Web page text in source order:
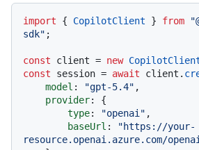
import { CopilotClient } from
sdk" ;
const client = new
const session = await client.
model : "gpt-5.4" ,
provider: {
type: "openai" ,
baseUrl :
"https://your-
resource.openai.azure.com/